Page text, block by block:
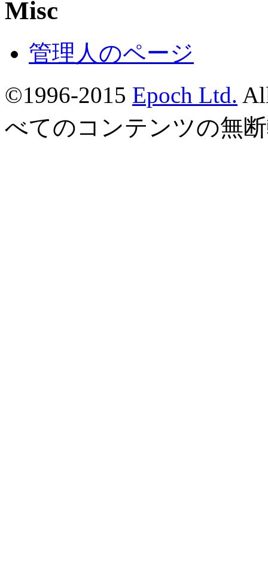
管理人のページ
©1996-2015 Epoch Ltd.
べてのコンテンツの無